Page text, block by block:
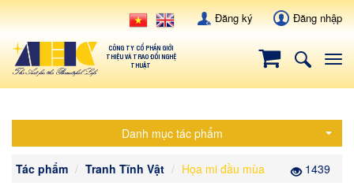
Đăng ký Đăng nhập
CÔNG TY CỔ PHẦN GIỚI
THIỆU VÀ TRAO ĐỔI NGHỆ
THUẬT
Danh mục tác phẩm
Tác phẩm Tranh Tĩnh Vật Họa mi đầu mùa 1439